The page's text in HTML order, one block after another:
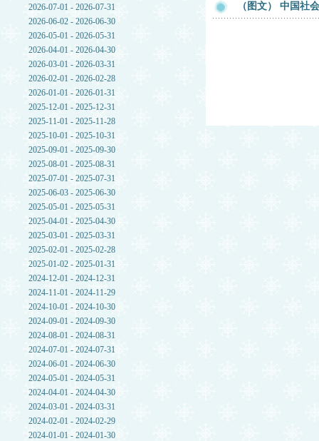
2026-07-01 - 2026-07-31
2026-06-02 - 2026-06-30
2026-05-01 - 2026-05-31
2026-04-01 - 2026-04-30
2026-03-01 - 2026-03-31
2026-02-01 - 2026-02-28
2026-01-01 - 2026-01-31
2025-12-01 - 2025-12-31
2025-11-01 - 2025-11-28
2025-10-01 - 2025-10-31
2025-09-01 - 2025-09-30
2025-08-01 - 2025-08-31
2025-07-01 - 2025-07-31
2025-06-03 - 2025-06-30
2025-05-01 - 2025-05-31
2025-04-01 - 2025-04-30
2025-03-01 - 2025-03-31
2025-02-01 - 2025-02-28
2025-01-02 - 2025-01-31
2024-12-01 - 2024-12-31
2024-11-01 - 2024-11-29
2024-10-01 - 2024-10-30
2024-09-01 - 2024-09-30
2024-08-01 - 2024-08-31
2024-07-01 - 2024-07-31
2024-06-01 - 2024-06-30
2024-05-01 - 2024-05-31
2024-04-01 - 2024-04-30
2024-03-01 - 2024-03-31
2024-02-01 - 2024-02-29
2024-01-01 - 2024-01-30
（图文） 中国社